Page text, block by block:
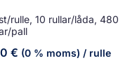
rulle, 10 rullar/låda, 480
pall
€ (0 % moms) / rulle